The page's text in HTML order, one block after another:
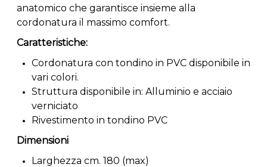
anatomico che garantisce insieme alla
cordonatura il massimo comfort.
Caratteristiche:
Cordonatura con tondino in PVC disponibile in
vari colori.
Struttura disponibile in: Alluminio e acciaio
verniciato
Rivestimento in tondino PVC
Dimensioni
Larghezza cm. 180 (max)